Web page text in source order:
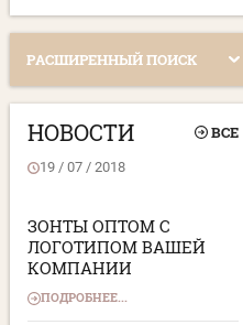
РАСШИРЕННЫЙ ПОИСК
НОВОСТИ ВСЕ
19 / 07 / 2018
ЗОНТЫ ОПТОМ С
ЛОГОТИПОМ ВАШЕЙ
КОМПАНИИ
ПОДРОБНЕЕ...